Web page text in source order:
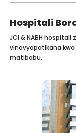
Hospitali
JCI & NABH
vinavyopatikana
matibabu.